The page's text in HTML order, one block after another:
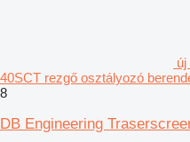
40SCT rezgő osztályozó
8
DB Engineering